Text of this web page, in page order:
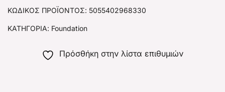
ΚΩΔΙΚΌΣ ΠΡΟΪΌΝΤΟΣ: 5055402968330
ΚΑΤΗΓΟΡΊΑ: Foundation
Πρόσθήκη στην λίστα επιθυμιών